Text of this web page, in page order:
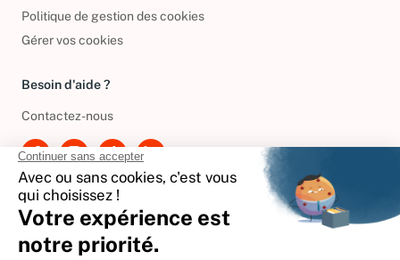
Politique de gestion des cookies
Gérer vos cookies
Besoin d'aide ?
Contactez-nous
International
🇪🇸Espagne
🇩🇪Allemagne